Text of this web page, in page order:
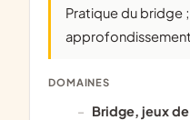
Pratique du bridge ; initiation au jeu et
DOMAINES
bridge, jeux de cartes, échecs, dames,